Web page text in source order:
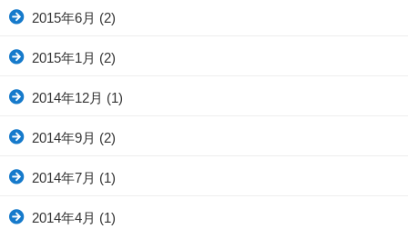
2015年6月 (2)
2015年1月 (2)
2014年12月 (1)
2014年9月 (2)
2014年7月 (1)
2014年4月 (1)